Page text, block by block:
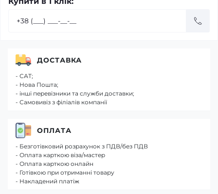
ДОСТАВКА
- САТ;
- Нова Пошта;
- інші перевізники та служби доставки;
- Самовивіз з філіалів компанії
ОПЛАТА
- Безготівковий розрахунок з ПДВ/без ПДВ
- Оплата карткою віза/мастер
- Оплата карткою онлайн
- Готівкою при отриманні товару
- Накладений платіж